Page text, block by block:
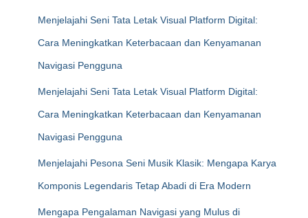
Menjelajahi Seni Tata Letak Visual Platform Digital:
Cara Meningkatkan Keterbacaan dan Kenyamanan
Navigasi Pengguna
Menjelajahi Seni Tata Letak Visual Platform Digital:
Cara Meningkatkan Keterbacaan dan Kenyamanan
Navigasi Pengguna
Menjelajahi Pesona Seni Musik Klasik: Mengapa Karya
Komponis Legendaris Tetap Abadi di Era Modern
Mengapa Pengalaman Navigasi yang Mulus di